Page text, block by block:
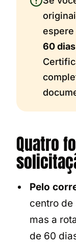
espere
60 dias
Quatro
Pelo
centro de
mas a
de 60